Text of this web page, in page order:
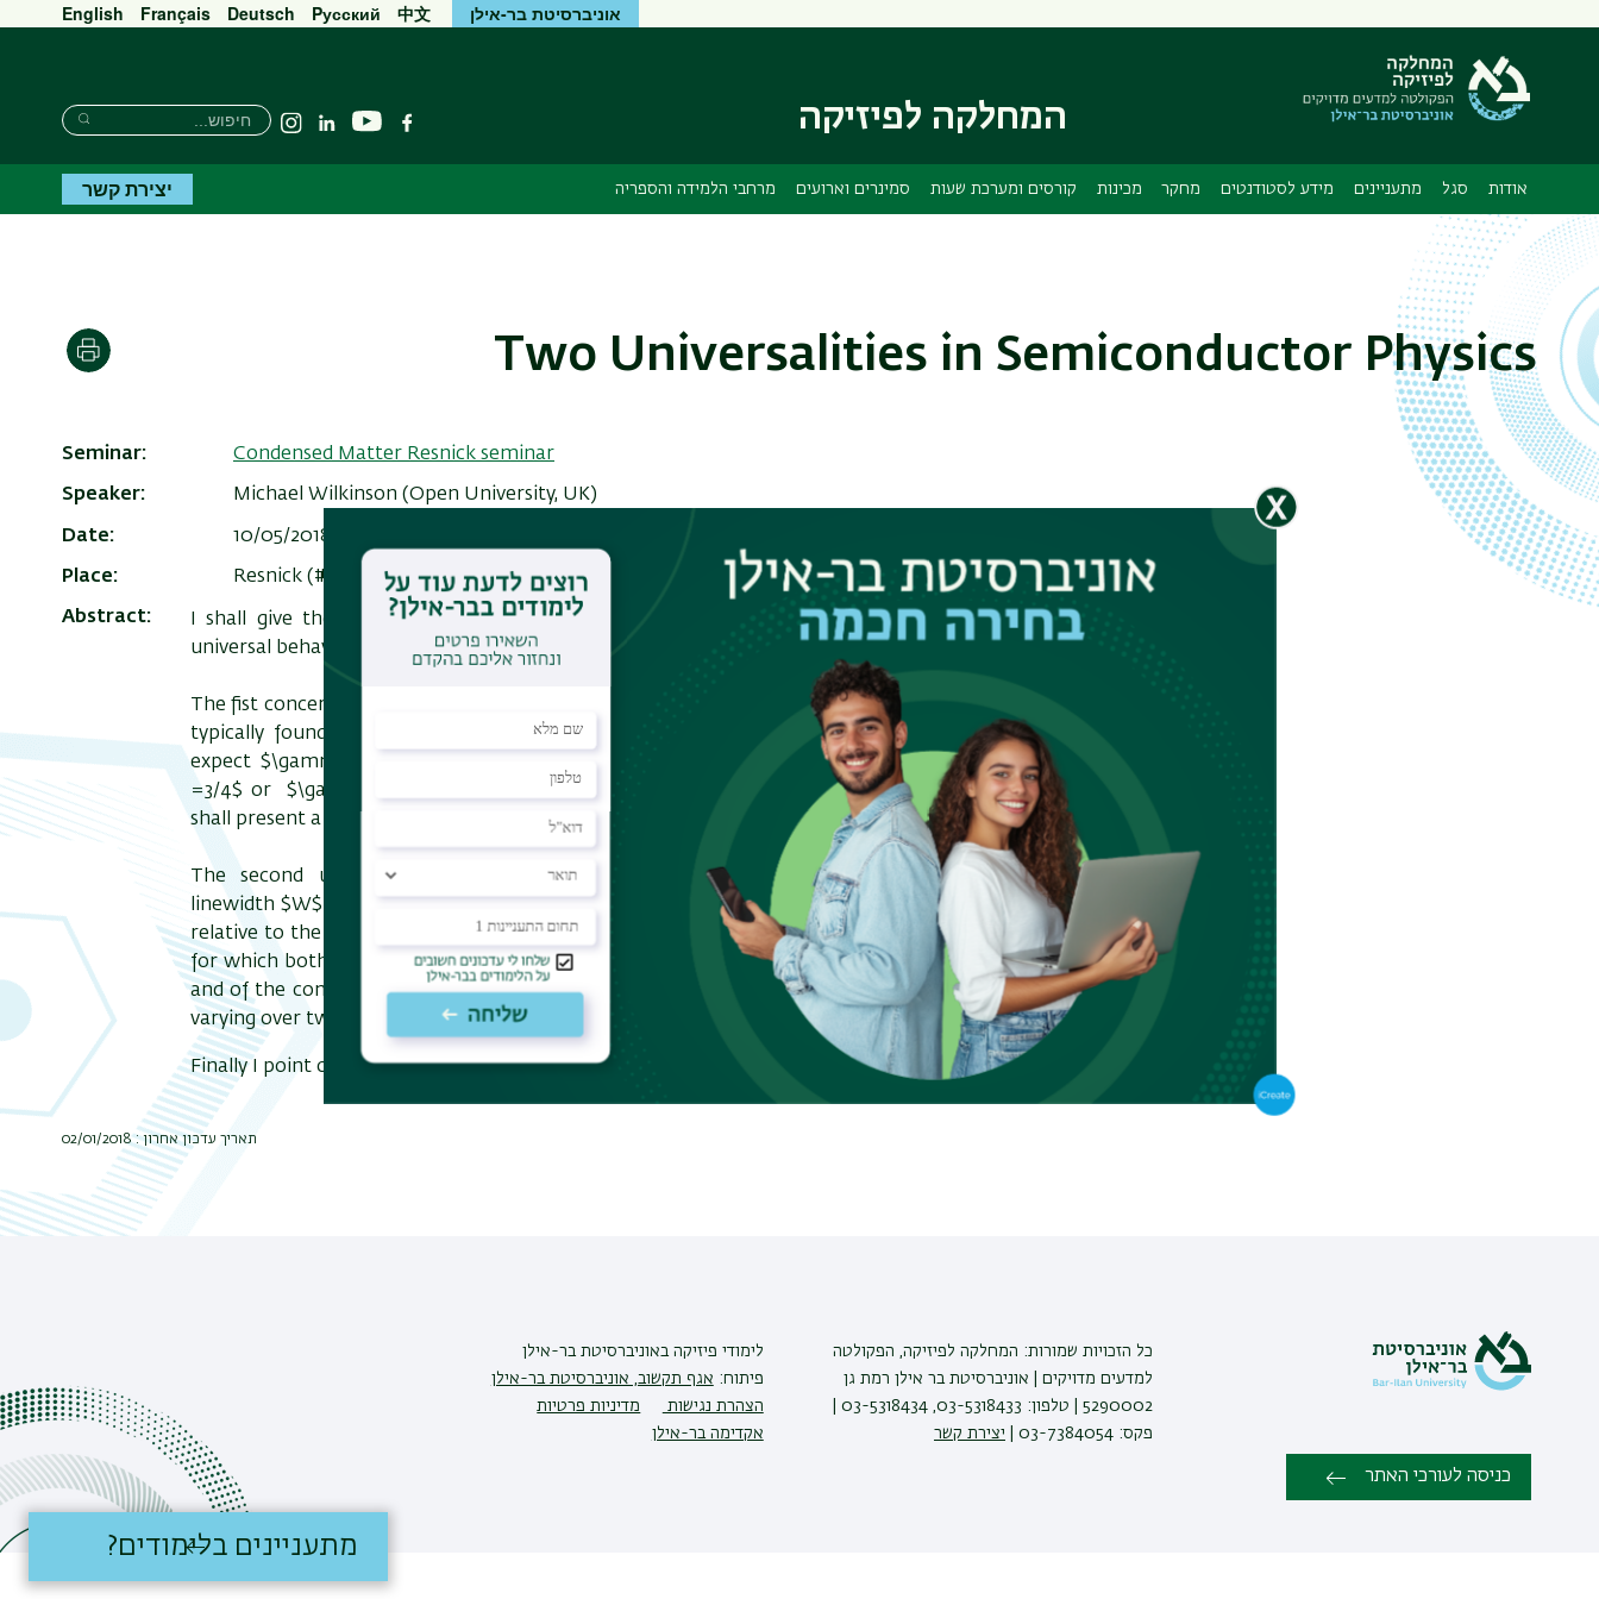
תפריט
משני
אוניברסיטת בר-אילן English Français Deutsch Pусский 中文
המחלקה לפיזיקה פייסבוקיוטיוב Linkedin
Instagram
חיפוש
חיפוש
חיפוש
אודות סגל מתעניינים מידע לסטודנטים מחקר מכינות קורסים ומערכת שעות סמינרים וארועים מרחבי הלמידה והספריה יצירת קשר
Two Universalities in Semiconductor Physics הדפסה
Seminar Condensed Matter Resnick seminar
Speaker Michael Wilkinson (Open University, UK)
Date 10/05/2018 , 15:30
Place Resnick (#209) - room 210
Abstract
I shall give theoretical explanations of two surprising experimental observations of
universal behaviour in semiconductor systems.
The fist concerns the dependence of photoconductivity $G$ upon light intensity $I$. It is
typically found that $G=I^\gamma$. Simple kinetic theory indicates that we should
expect $\gamma=1$ or $\gamma=1/2$, but experimentally values close to $\gamma
=3/4$ or $\gamma=2/3$ are often observed, with $I$ varying over several decades. I
shall present a new explanation for these universal exponents.
The second universality concerns exciton spectroscopy in heterostructures. The
linewidth $W$ of the absorption line and the Stokes shift $S$ of the luminescence peak
relative to the absorption peak are found to be related by $S/W=0.6$ in most systems
for which both values are published. This ratio is independent of the degree of disorder
and of the composition of the semiconductors forming the heterostructure, with $W$
varying over two decades. I shall also give a quantitative explanation of this result.
Finally I point out what these two phenomena have in common.
תאריך עדכון אחרון : 02/01/2018
כניסה לעורכי האתר
כל הזכויות שמורות: המחלקה לפיזיקה, הפקולטה
למדעים מדויקים | אוניברסיטת בר אילן רמת גן
פקס: 03-7384054 |
יצירת קשר
לימודי פיזיקהבאוניברסיטת בר-אילן
פיתוח: אגף תקשוב, אוניברסיטת בר-אילן
הצהרת נגישות
מדיניות פרטיות
אקדימה בר-אילן
מתעניינים בלימודים?